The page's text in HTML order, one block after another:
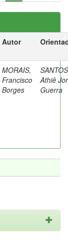
Autor
MORAIS,
Francisco
Borges
Athiê
Guerra